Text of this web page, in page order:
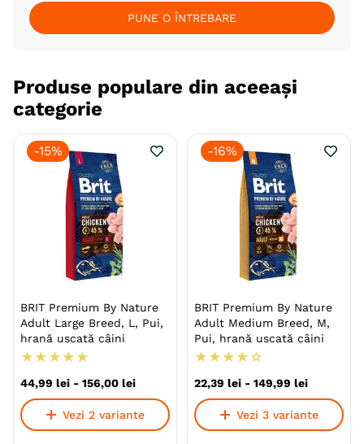
PUNE O ÎNTREBARE
Produse populare din aceeași
categorie
-15%
BRIT Premium By Nature
Adult Large Breed, L, Pui,
hrană uscată câini
★ ★ ★ ★ ★
44,99 lei - 156,00 lei
Vezi 2 variante
-16%
BRIT Premium By Nature
Adult Medium Breed, M,
Pui, hrană uscată câini
★ ★ ★ ★ ☆
22,39 lei - 149,99 lei
Vezi 3 variante